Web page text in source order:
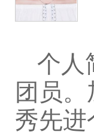
个人
团员
秀先进